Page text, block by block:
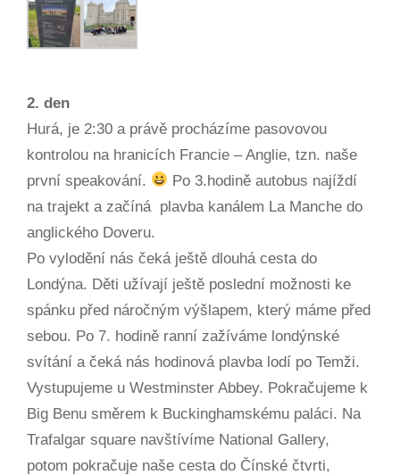
2. den
Hurá, je 2:30 a právě procházíme pasovovou
kontrolou na hranicích Francie – Anglie, tzn. naše
první speakování.
Po 3.hodině autobus najíždí
na trajekt a začíná plavba kanálem La Manche do
anglického Doveru.
Po vylodění nás čeká ještě dlouhá cesta do
Londýna. Děti užívají ještě poslední možnosti ke
spánku před náročným výšlapem, který máme před
sebou. Po 7. hodině ranní zažíváme londýnské
svítání a čeká nás hodinová plavba lodí po Temži.
Vystupujeme u Westminster Abbey. Pokračujeme k
Big Benu směrem k Buckinghamskému paláci. Na
Trafalgar square navštívíme National Gallery,
potom pokračuje naše cesta do Čínské čtvrti,